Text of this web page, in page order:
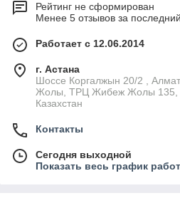
Рейтинг не сформирован
Менее 5 отзывов за
Работает с 12.06.2014
г. Астана
Шоссе Коргалжын 20/2 ,
Жолы, ТРЦ Жибеж Жолы 135,
Казахстан
Контакты
Сегодня выходной
Показать весь график